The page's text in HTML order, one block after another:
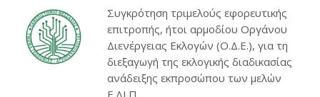
Συγκρότηση τριμελούς εφορευτικής
επιτροπής, ήτοι αρμοδίου Οργάνου
Διενέργειας Εκλογών (Ο.Δ.Ε.), για τη
διεξαγωγή της εκλογικής διαδικασίας
ανάδειξης εκπροσώπου των μελών
Ε.ΔΙ.Π.